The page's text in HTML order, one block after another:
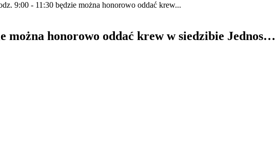
9:00 - 11:30 będzie można honorowo oddać krew...
można honorowo oddać krew w siedzibie Jednos…